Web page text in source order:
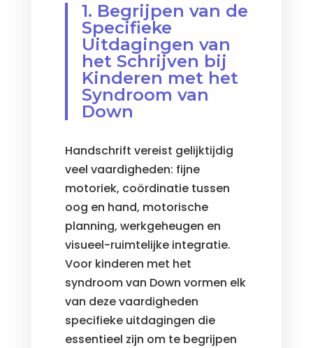
1. Begrijpen van de
Specifieke
Uitdagingen van
het Schrijven bij
Kinderen met het
Syndroom van
Down
Handschrift vereist gelijktijdig
veel vaardigheden: fijne
motoriek, coördinatie tussen
oog en hand, motorische
planning, werkgeheugen en
visueel-ruimtelijke integratie.
Voor kinderen met het
syndroom van Down vormen elk
van deze vaardigheden
specifieke uitdagingen die
essentieel zijn om te begrijpen